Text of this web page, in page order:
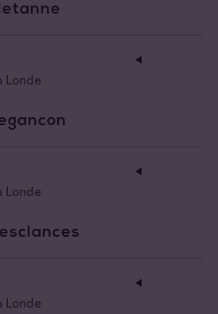
Londe
Londe
Londe